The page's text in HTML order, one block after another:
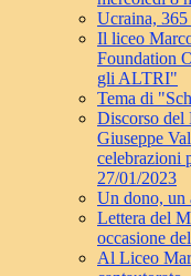
Ucraina,
Il liceo
Foundation
gli ALTRI"
Tema di
Discorso del
Giuseppe
celebrazioni
27/01/2023
Un dono, un
Lettera del
occasione
Al Liceo